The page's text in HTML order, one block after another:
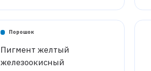
Порошок
Пигмент желтый
железоокисный